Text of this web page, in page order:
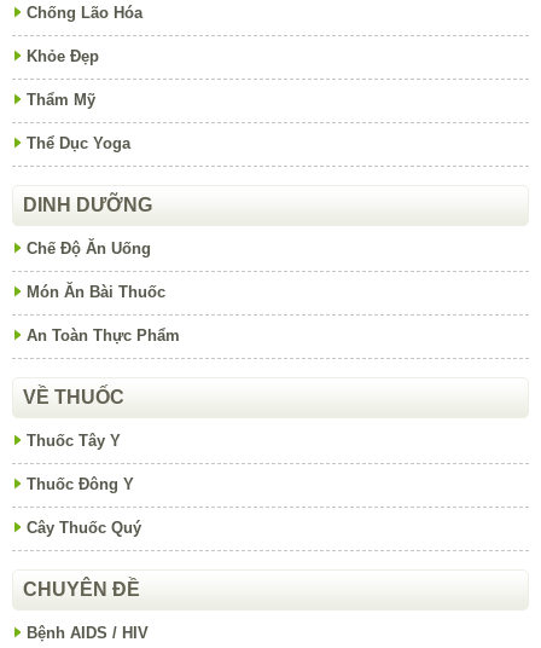
Chống Lão Hóa
Khỏe Đẹp
Thẩm Mỹ
Thể Dục Yoga
DINH DƯỠNG
Chế Độ Ăn Uống
Món Ăn Bài Thuốc
An Toàn Thực Phẩm
VỀ THUỐC
Thuốc Tây Y
Thuốc Đông Y
Cây Thuốc Quý
CHUYÊN ĐỀ
Bệnh AIDS / HIV